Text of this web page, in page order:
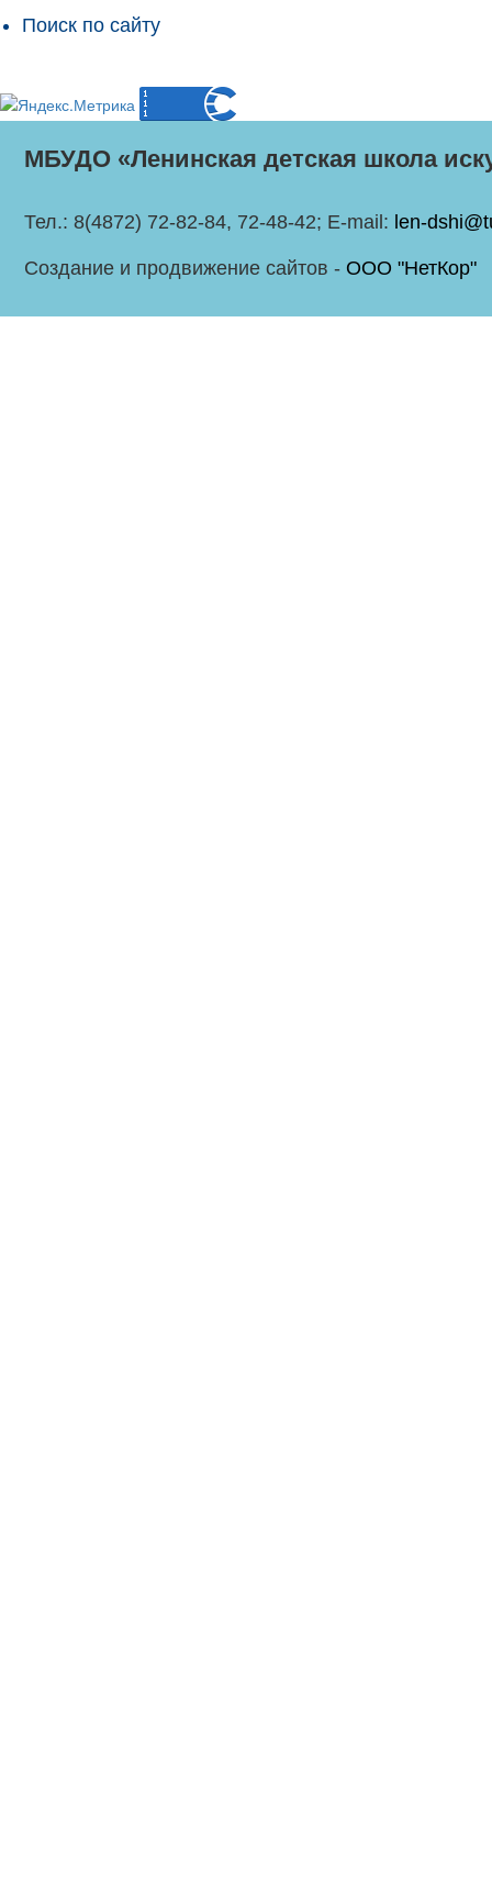
Поиск по сайту
МБУДО «Ленинская детская школа
Тел.: 8(4872) 72-82-84, 72-48-42; E-mail: len-
Создание и продвижение сайтов - ООО "НетКор"